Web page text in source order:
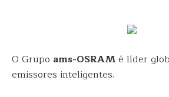
O Grupo ams-OSRAMé líder
emissores inteligentes.